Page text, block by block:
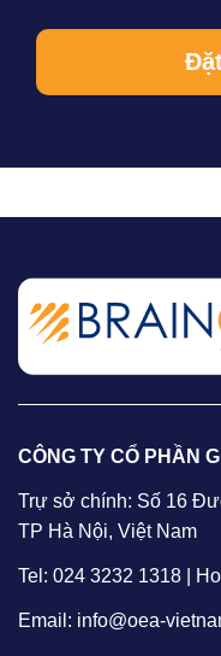
CÔNG TY CỔ PHẦN
Trự sở chính: Số 16
TP Hà Nội, Việt Nam
Tel: 024 3232 1318 |
Email: info@oea-